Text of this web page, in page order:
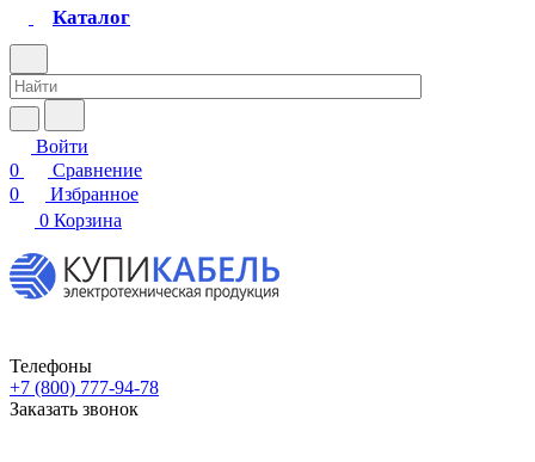
Каталог
Войти
0
Сравнение
0
Избранное
0 Корзина
Телефоны
+7 (800) 777-94-78
Заказать звонок